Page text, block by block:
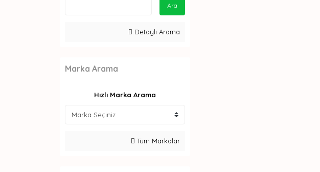
Ara
Detaylı Arama
Marka Arama
Hızlı Marka Arama
Tüm Markalar